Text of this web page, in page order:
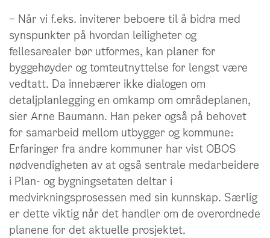
– Når vi f.eks. inviterer beboere til å bidra med
synspunkter på hvordan leiligheter og
fellesarealer bør utformes, kan planer for
byggehøyder og tomteutnyttelse for lengst være
vedtatt. Da innebærer ikke dialogen om
detaljplanlegging en omkamp om områdeplanen,
sier Arne Baumann. Han peker også på behovet
for samarbeid mellom utbygger og kommune:
Erfaringer fra andre kommuner har vist OBOS
nødvendigheten av at også sentrale medarbeidere
i Plan- og bygningsetaten deltar i
medvirkningsprosessen med sin kunnskap. Særlig
er dette viktig når det handler om de overordnede
planene for det aktuelle prosjektet.